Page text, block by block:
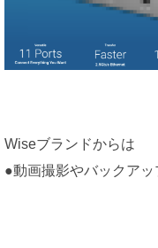
Wiseブランドからは
●動画撮影やバックア